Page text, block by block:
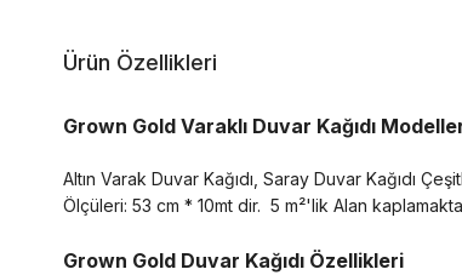
Ürün Özellikleri
Grown Gold Varaklı Duvar Kağıdı
Altın Varak Duvar Kağıdı, Saray Duvar Kağıdı
Ölçüleri: 53 cm * 10mt dir. 5 m²'lik Alan
Grown Gold Duvar Kağıdı Özellikleri